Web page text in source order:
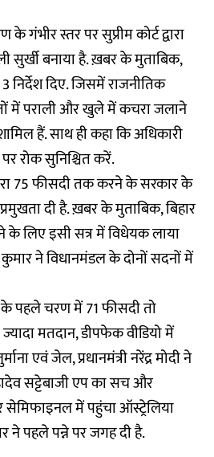
गंभीर स्तर पर सुप्रीम कोर्ट द्वारा
सुर्खी बनाया है. ख़बर के मुताबिक,
निर्देश दिए. जिसमें राजनीतिक
में पराली और खुले में कचरा जलाने
हैं. साथ ही कहा कि अधिकारी
रोक सुनिश्चित करें.
75 फीसदी तक करने के सरकार के
दी है. ख़बर के मुताबिक, बिहार
के लिए इसी सत्र में विधेयक लाया
कुमार ने विधानमंडल के दोनों सदनों में
पहले चरण में 71 फीसदी तो
मतदान, डीपफेक वीडियो में
एवं जेल, प्रधानमंत्री नरेंद्र मोदी ने
सट्टेबाजी एप का सच और
सेमिफाइनल में पहुंचा ऑस्ट्रेलिया
ने पहले पन्ने पर जगह दी है.